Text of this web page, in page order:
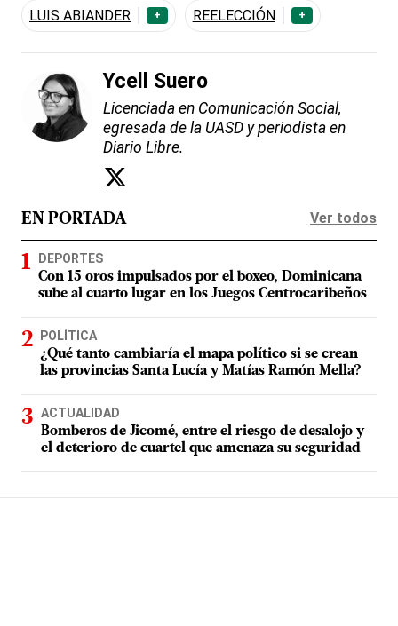
LUIS ABIANDER
+ REELECCIÓN +
Ycell Suero
Licenciada en Comunicación Social,
egresada de la UASD y periodista en
Diario Libre.
EN PORTADA Ver todos
DEPORTES
Con 15 oros impulsados por el boxeo, Dominicana
sube al cuarto lugar en los Juegos Centrocaribeños
POLÍTICA
¿Qué tanto cambiaría el mapa político si se crean
las provincias Santa Lucía y Matías Ramón Mella?
ACTUALIDAD
Bomberos de Jicomé, entre el riesgo de desalojo y
el deterioro de cuartel que amenaza su seguridad